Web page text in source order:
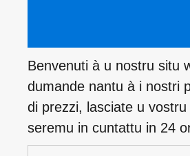
Benvenuti à u nostru situ
dumande nantu à i nostri
di prezzi, lasciate u
seremu in cuntattu in 24